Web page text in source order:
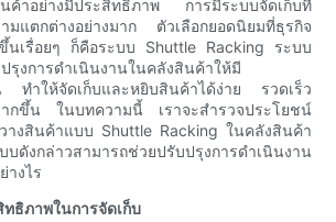
นค้าอย่างมีประสิทธิภาพ การมีระบบจัดเก็บที่
ามแตกต่างอย่างมาก ตัวเลือกยอดนิยมที่ธุรกิจ
นเรื่อยๆ ก็คือระบบ Shuttle Racking ระบบ
รุงการดำเนินงานในคลังสินค้าให้มี
ทำให้จัดเก็บและหยิบสินค้าได้ง่าย รวดเร็ว
กขึ้น ในบทความนี้ เราจะสำรวจประโยชน์
างสินค้าแบบ Shuttle Racking ในคลังสินค้า
ดังกล่าวสามารถช่วยปรับปรุงการดำเนินงาน
างไร
ธิภาพในการจัดเก็บ